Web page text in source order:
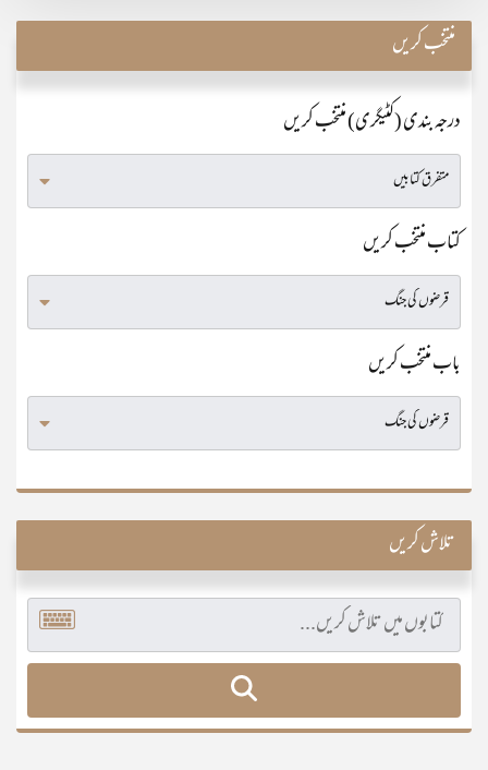
منتخب کریں
درجہ بندی (کٹیگری) منتخب کریں
کتاب منتخب کریں
باب منتخب کریں
تلاش کریں